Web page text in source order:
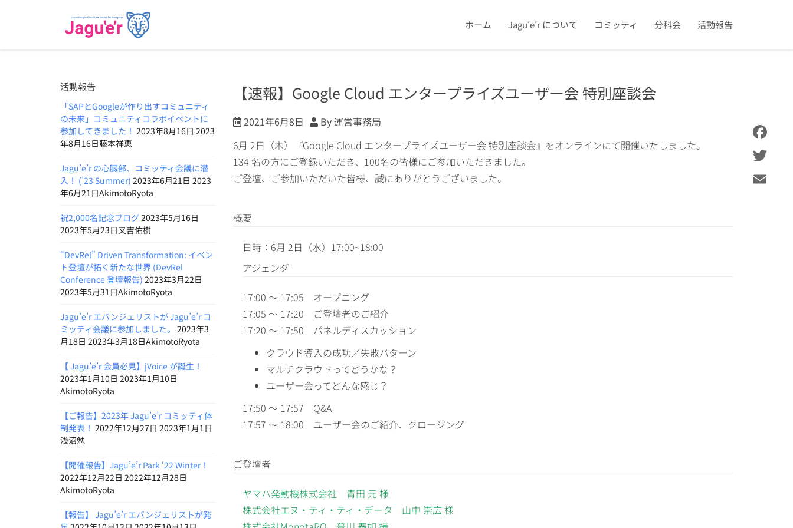
ホーム Jagu’e’r について コミッティ 分科会 活動報告
活動報告
「SAPとGoogleが作り出すコミュニティ
の未来」コミュニティコラボイベントに
参加してきました！ 2023年8月16日 2023
年8月16日藤本祥恵
Jagu’e’r の心臓部、コミッティ会議に潜
入！ (’23 Summer) 2023年6月21日 2023
年6月21日AkimotoRyota
祝2,000名記念ブログ 2023年5月16日
2023年5月23日又吉佑樹
“DevRel” Driven Transformation: イベン
ト登壇が拓く新たな世界 (DevRel
Conference 登壇報告) 2023年3月22日
2023年5月31日AkimotoRyota
Jagu’e’r エバンジェリストが Jagu’e’r コ
ミッティ会議に参加しました。 2023年3
月18日 2023年3月18日AkimotoRyota
【 Jagu’e’r 会員必見】jVoice が誕生！
2023年1月10日 2023年1月10日
AkimotoRyota
【ご報告】2023年 Jagu’e’r コミッティ体
制発表！ 2022年12月27日 2023年1月1日
浅沼勉
【開催報告】Jagu’e’r Park ‘22 Winter！
2022年12月22日 2022年12月28日
AkimotoRyota
【報告】 Jagu’e’r エバンジェリストが発
【速報】Google Cloud エンタープライズユーザー会 特別座談会
2021年6月8日
By 運営事務局
6月 2日（木）『Google Cloud エンタープライズユーザー会 特別座談会』をオンラインにて開催いたしました。
134 名の方にご登録いただき、100名の皆様にご参加いただきました。
ご登壇、ご参加いただいた皆様、誠にありがとうございました。
概要
日時：6月 2日（水）17:00~18:00
アジェンダ
17:00 〜 17:05 オープニング
17:05 〜 17:20 ご登壇者のご紹介
17:20 〜 17:50 パネルディスカッション
クラウド導入の成功／失敗パターン
マルチクラウドってどうかな？
ユーザー会ってどんな感じ？
17:50 〜 17:57 Q&A
17:57 〜 18:00 ユーザー会のご紹介、クロージング
ご登壇者
ヤマハ発動機株式会社 青田 元 様
株式会社エヌ・ティ・ティ・データ 山中 崇広 様
Facebook
Twitter